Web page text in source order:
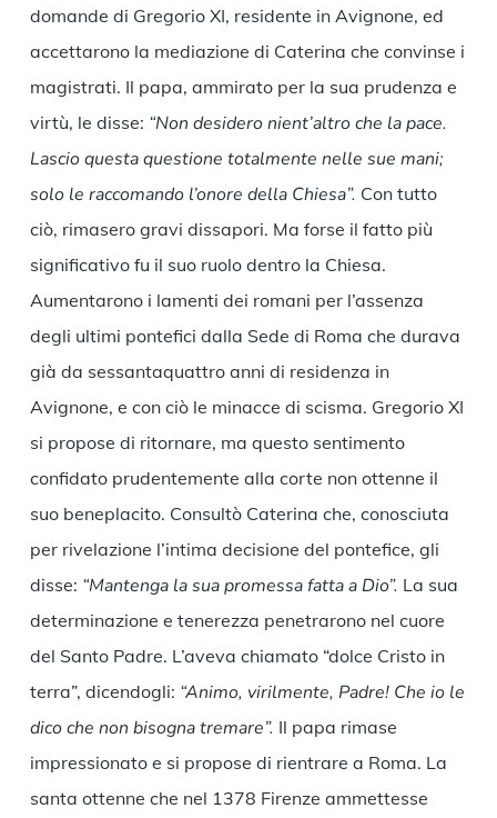
domande di Gregorio XI, residente in Avignone, ed
accettarono la mediazione di Caterina che convinse i
magistrati. Il papa, ammirato per la sua prudenza e
virtù, le disse: “Non desidero nient’altro che la pace.
Lascio questa questione totalmente nelle sue mani;
solo le raccomando l’onore della Chiesa”. Con tutto
ciò, rimasero gravi dissapori. Ma forse il fatto più
significativo fu il suo ruolo dentro la Chiesa.
Aumentarono i lamenti dei romani per l’assenza
degli ultimi pontefici dalla Sede di Roma che durava
già da sessantaquattro anni di residenza in
Avignone, e con ciò le minacce di scisma. Gregorio XI
si propose di ritornare, ma questo sentimento
confidato prudentemente alla corte non ottenne il
suo beneplacito. Consultò Caterina che, conosciuta
per rivelazione l’intima decisione del pontefice, gli
disse: “Mantenga la sua promessa fatta a Dio”. La sua
determinazione e tenerezza penetrarono nel cuore
del Santo Padre. L’aveva chiamato “dolce Cristo in
terra”, dicendogli: “Animo, virilmente, Padre! Che io le
dico che non bisogna tremare”. Il papa rimase
impressionato e si propose di rientrare a Roma. La
santa ottenne che nel 1378 Firenze ammettesse